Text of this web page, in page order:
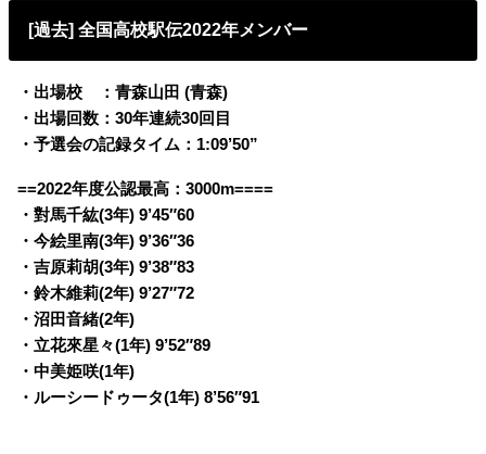
[過去] 全国高校駅伝2022年メンバー
・出場校 ：青森山田 (青森)
・出場回数：30年連続30回目
・予選会の記録タイム：1:09’50”
==2022年度公認最高：3000m====
・對馬千紘(3年) 9’45″60
・今絵里南(3年) 9’36″36
・吉原莉胡(3年) 9’38″83
・鈴木維莉(2年) 9’27″72
・沼田音緒(2年)
・立花來星々(1年) 9’52″89
・中美姫咲(1年)
・ルーシードゥータ(1年) 8’56″91